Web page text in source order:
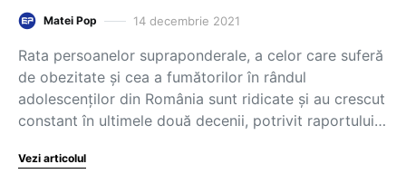
Matei Pop 14 decembrie 2021
Rata persoanelor supraponderale, a celor care suferă
de obezitate și cea a fumătorilor în rândul
adolescenților din România sunt ridicate și au crescut
constant în ultimele două decenii, potrivit raportului…
Vezi articolul